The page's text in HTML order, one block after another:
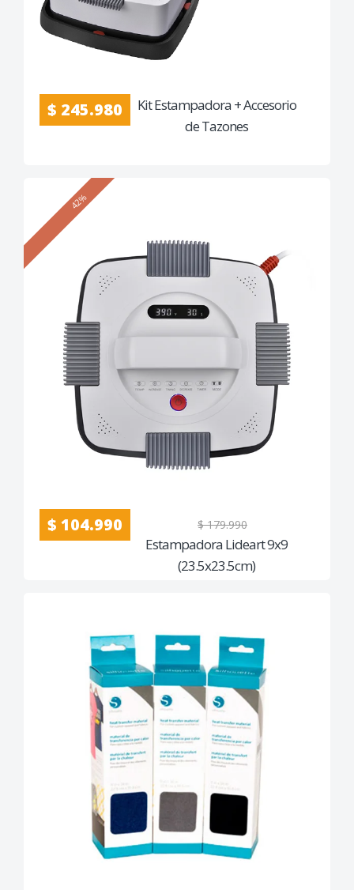
$ 245.980
Kit Estampadora + Accesorio
de Tazones
42%
$ 104.990 $ 179.990
Estampadora Lideart 9x9
(23.5x23.5cm)